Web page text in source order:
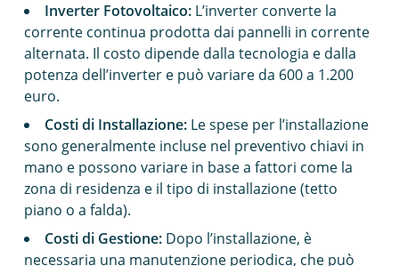
Inverter Fotovoltaico:L’inverter converte la
corrente continua prodotta dai pannelli in corrente
alternata. Il costo dipende dalla tecnologia e dalla
potenza dell’inverter e può variare da 600 a 1.200
euro.
Costi di Installazione:Le spese per l’installazione
sono generalmente incluse nel preventivo chiavi in
mano e possono variare in base a fattori come la
zona di residenza e il tipo di installazione (tetto
piano o a falda).
Costi di Gestione:Dopo l’installazione, è
necessaria una manutenzione periodica, che può